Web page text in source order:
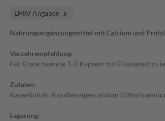
LMIV Angaben
Nahrungsergänzungsmittel mit Calcium und
Verzehrempfehlung:
Für Erwachsene je 1-2 Kapseln mit Flüssigkeit zu
Zutaten:
Kapselinhalt: Korallenalgencalcium
Lagerung: